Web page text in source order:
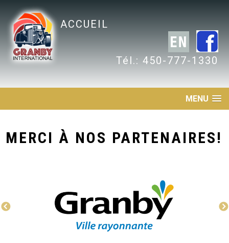
ACCUEIL
Tél.: 450-777-1330
MENU
MERCI À NOS PARTENAIRES!